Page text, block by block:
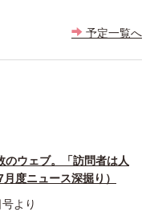
予定一覧へ
のウェブ。「訪問者は人
度ニュース深掘り）
より